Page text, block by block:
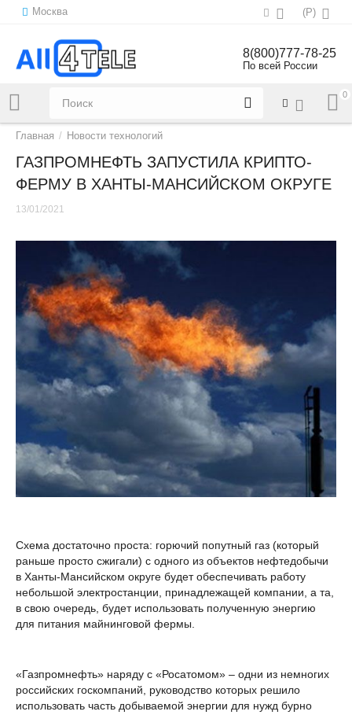
Москва (Р)
Напишите нам:sales@all4tele.com
8(800)777-78-25
По всей России
0
Главная / Новости технологий
ГАЗПРОМНЕФТЬ ЗАПУСТИЛА КРИПТО-
ФЕРМУ В ХАНТЫ-МАНСИЙСКОМ ОКРУГЕ
13/01/2021
Схема достаточно проста: горючий попутный газ (который
раньше просто сжигали) с одного из объектов нефтедобычи
в Ханты-Мансийском округе будет обеспечивать работу
небольшой электростанции, принадлежащей компании, а та,
в свою очередь, будет использовать полученную энергию
для питания майнинговой фермы.
«Газпромнефть» наряду с «Росатомом» – одни из немногих
российских госкомпаний, руководство которых решило
использовать часть добываемой энергии для нужд бурно